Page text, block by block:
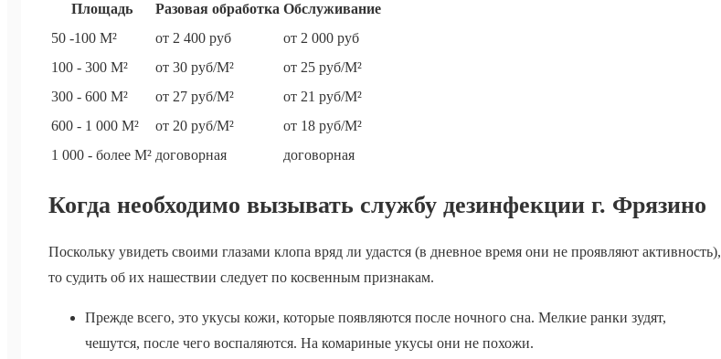
Площадь Разовая обработка Обслуживание
50 -100 М²
от 2 400 руб
от 2 000 руб
100 - 300 М²
от 30 руб/М²
от 25 руб/М²
300 - 600 М²
от 27 руб/М²
от 21 руб/М²
600 - 1 000 М²
от 20 руб/М²
от 18 руб/М²
1 000 - более М² договорная договорная
Когда необходимо вызывать службу дезинфекции г. Фрязино
Поскольку увидеть своими глазами клопа вряд ли удастся (в дневное время они не проявляют активность),
то судить об их нашествии следует по косвенным признакам.
Прежде всего, это укусы кожи, которые появляются после ночного сна. Мелкие ранки зудят,
чешутся, после чего воспаляются. На комариные укусы они не похожи.